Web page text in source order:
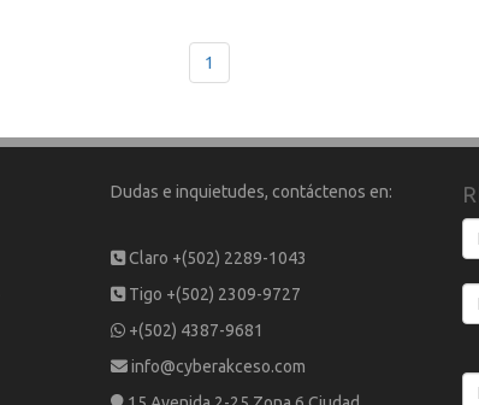
1
Dudas e inquietudes, contáctenos en:
Claro +(502) 2289-1043
Tigo +(502) 2309-9727
+(502) 4387-9681
info@cyberakceso.com